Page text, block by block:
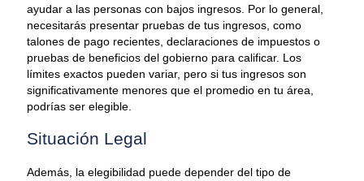
ayudar a las personas con bajos ingresos. Por lo general,
necesitarás presentar pruebas de tus ingresos, como
talones de pago recientes, declaraciones de impuestos o
pruebas de beneficios del gobierno para calificar. Los
límites exactos pueden variar, pero si tus ingresos son
significativamente menores que el promedio en tu área,
podrías ser elegible.
Situación Legal
Además, la elegibilidad puede depender del tipo de